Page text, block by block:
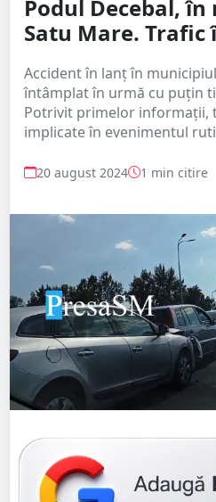
Podul Decebal,
Satu Mare.
Accident în lanț în
întâmplat în urmă cu puțin
Potrivit primelor informații,
implicate în evenimentul
20 august 2024 1 min citire